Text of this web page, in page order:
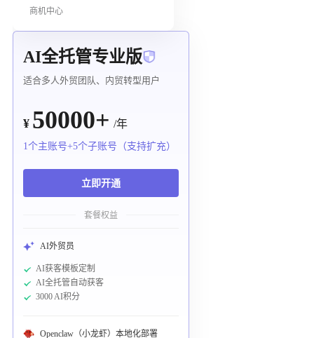
商机中心
AI全托管专业版
适合多人外贸团队、内贸转型用户
¥ 50000+ /年
1个主账号+5个子账号（支持扩充）
立即开通
套餐权益
AI外贸员
AI获客模板定制
AI全托管自动获客
3000 AI积分
Openclaw（小龙虾）本地化部署